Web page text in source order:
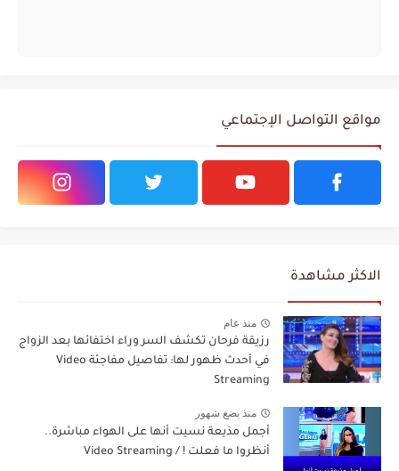
مواقع التواصل الإجتماعي
الاكثر مشاهدة
منذ عام
رزيقة فرحان تكشف السر وراء اختفائها بعد الزواج
في أحدث ظهور لها: تفاصيل مفاجئة Video
Streaming
منذ بضع شهور
أجمل مذيعة نسيت أنها على الهواء مباشرة..
أنظروا ما فعلت ! / Video Streaming